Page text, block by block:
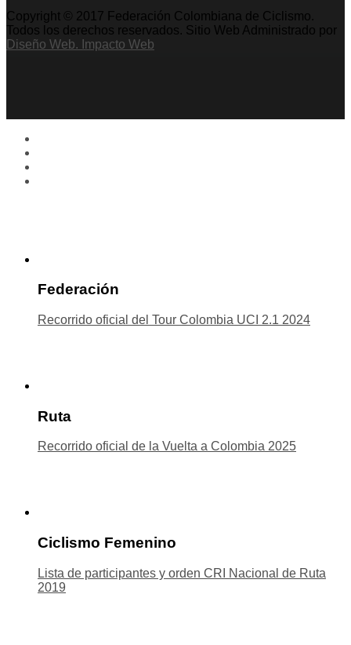
Copyright © 2017 Federación Colombiana de Ciclismo.
Todos los derechos reservados. Sitio Web Administrado por
Diseño Web. Impacto Web
Federación
Recorrido oficial del Tour Colombia UCI 2.1 2024
Ruta
Recorrido oficial de la Vuelta a Colombia 2025
Ciclismo Femenino
Lista de participantes y orden CRI Nacional de Ruta
2019